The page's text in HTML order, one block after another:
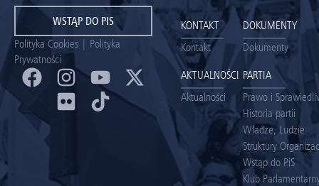
WSTĄP DO PIS
Polityka Cookies | Polityka
Prywatności
KONTAKT
Kontakt
DOKUMENTY
Dokumenty
AKTUALNOŚCI
Aktualności
PARTIA
Prawo i
Historia partii
Władze, Ludzie
Struktury
Wstąp do PiS
Klub